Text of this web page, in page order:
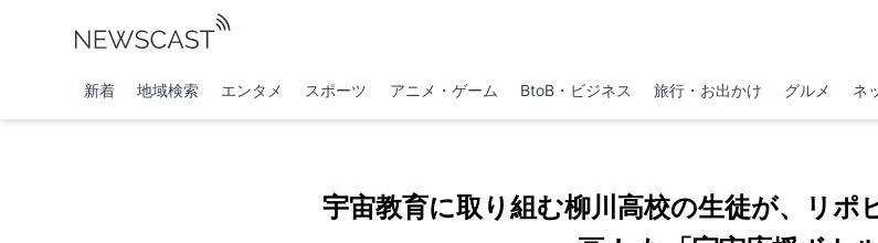
新着 地域検索 エンタメ スポーツ アニメ・ゲーム BtoB・ビジネス 旅行・お出かけ グルメ ネ
宇宙教育に取り組む柳川高校の生徒が、リポ